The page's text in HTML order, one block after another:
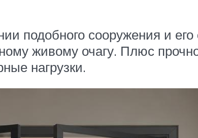
подобного сооружения и
живому очагу. Плюс
нагрузки.